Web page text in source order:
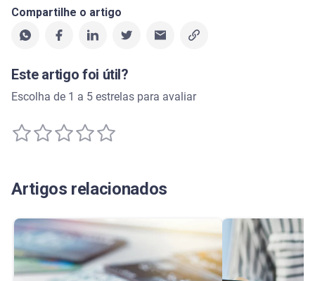
Compartilhe o artigo
Este artigo foi útil?
Escolha de 1 a 5 estrelas para avaliar
Artigos relacionados